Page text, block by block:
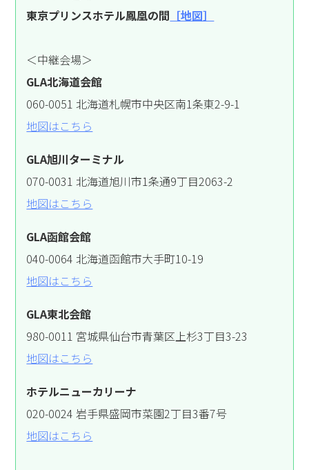
東京プリンスホテル鳳凰の間 ［地図］
＜中継会場＞
GLA北海道会館
060-0051 北海道札幌市中央区南1条東2-9-1
地図はこちら
GLA旭川ターミナル
070-0031 北海道旭川市1条通9丁目2063-2
地図はこちら
GLA函館会館
040-0064 北海道函館市大手町10-19
地図はこちら
GLA東北会館
980-0011 宮城県仙台市青葉区上杉3丁目3-23
地図はこちら
ホテルニューカリーナ
020-0024 岩手県盛岡市菜園2丁目3番7号
地図はこちら